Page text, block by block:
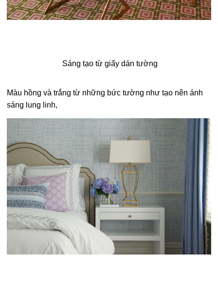
Sáng tạo từ giấy dán tường
Màu hồng và trắng từ những bức tường như tạo nên ánh
sáng lung linh,